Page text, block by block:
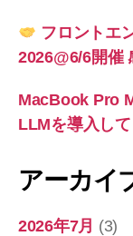
フロントエ
2026@6/6開
MacBook Pro
LLMを導入し
アーカイ
2026年7月 (3)